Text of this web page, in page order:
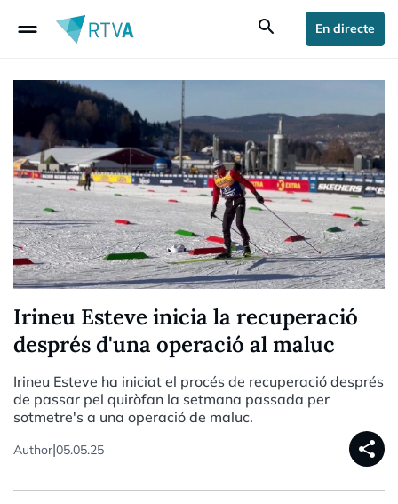
drag_handle search En directe
Irineu Esteve inicia la recuperació
després d'una operació al maluc
Irineu Esteve ha iniciat el procés de recuperació després
de passar pel quiròfan la setmana passada per
sotmetre's a una operació de maluc.
Author|05.05.25 share